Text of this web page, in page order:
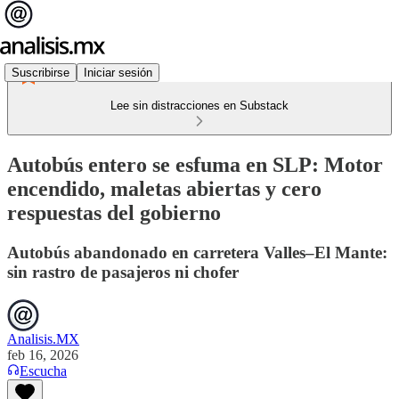
Suscribirse Iniciar sesión
Lee sin distracciones en Substack
Autobús entero se esfuma en SLP: Motor
encendido, maletas abiertas y cero
respuestas del gobierno
Autobús abandonado en carretera Valles–El Mante:
sin rastro de pasajeros ni chofer
Analisis.MX
feb 16, 2026
Escucha